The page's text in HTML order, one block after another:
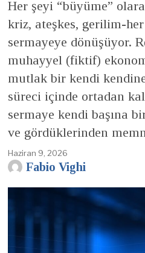
Her şeyi “büyüme”
kriz, ateşkes, gerilim-
sermayeye dönüşüyor.
muhayyel (fiktif)
mutlak bir kendi
süreci içinde ortadan
sermaye kendi başına
ve gördüklerinden
Haziran 9, 2026
Fabio Vighi